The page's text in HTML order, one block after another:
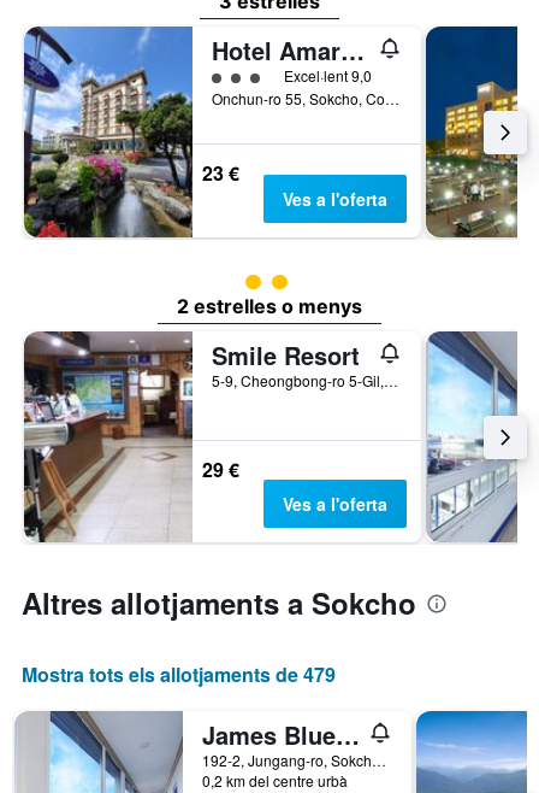
Hotel Amaranth
Categoria 3Excel·lent 9,0
Onchun-ro 55, Sokcho, Corea del Sud
23 €
Ves a l'oferta
Categoria 2
2 estrelles o menys
Smile Resort
5-9, Cheongbong-ro 5-Gil, Sokcho, Corea del Sud
29 €
Ves a l'oferta
Altres allotjaments a Sokcho
Mostra tots els allotjaments de 479
James Blue Hostel
192-2, Jungang-ro, Sokcho, Corea del Sud
0,2 km del centre urbà